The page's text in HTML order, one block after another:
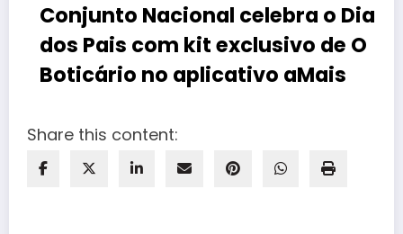
Conjunto Nacional celebra o Dia
dos Pais com kit exclusivo de O
Boticário no aplicativo aMais
Share this content: